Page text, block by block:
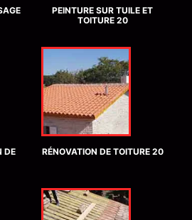
PEINTURE SUR TUILE ET
TOITURE 20
DE
RÉNOVATION DE TOITURE 20